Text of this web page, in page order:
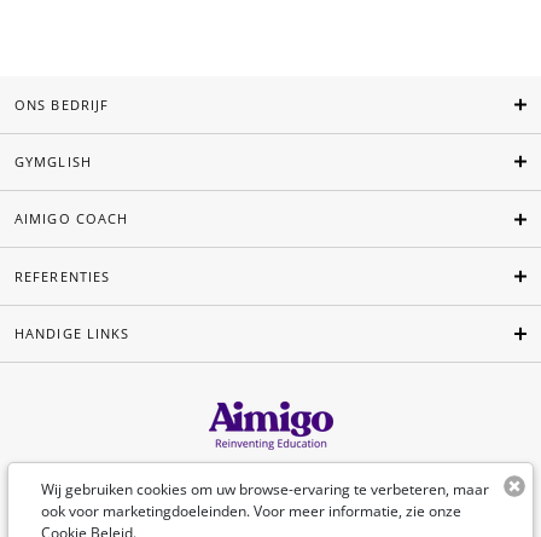
Wij gebruiken cookies om uw browse-ervaring te verbeteren, maar
ook voor marketingdoeleinden. Voor meer informatie, zie onze
Cookie Beleid.
ONS BEDRIJF
GYMGLISH
AIMIGO COACH
REFERENTIES
HANDIGE LINKS
Nederlands